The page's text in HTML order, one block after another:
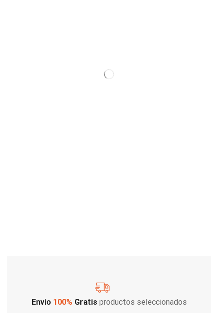
Envio 100% Gratis productos seleccionados